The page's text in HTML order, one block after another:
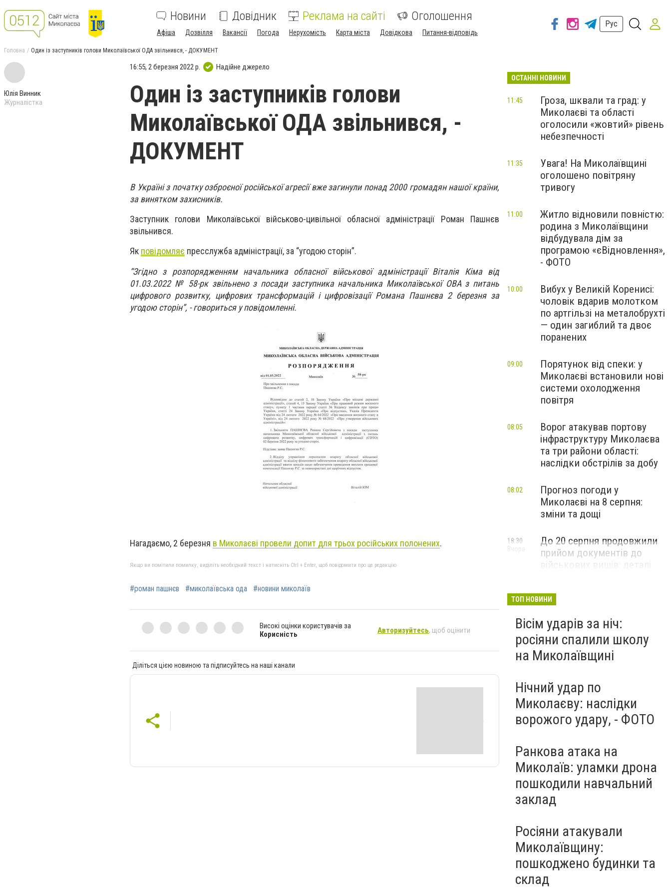
Новини Довідник Реклама на сайті Оголошення
Афіша Дозвілля Вакансії Погода Нерухомість Карта міста Довідкова Питання-відповідь
Рус
Головна Один із заступників голови Миколаївської ОДА звільнився, - ДОКУМЕНТ
Юлія Винник
Журналістка
16:55, 2 березня 2022 р. Надійне джерело
Один із заступників голови
Миколаївської ОДА звільнився, -
ДОКУМЕНТ
В Україні з початку озброєної російської агресії вже загинули понад 2000 громадян нашої країни,
за винятком захисників.
Заступник голови Миколаївської військово-цивільної обласної адміністрації Роман Пашнєв
звільнився.
Як повідомляє пресслужба адміністрації, за “угодою сторін”.
“Згідно з розпорядженням начальника обласної військової адміністрації Віталія Кіма від
01.03.2022 № 58-рк звільнено з посади заступника начальника Миколаївської ОВА з питань
цифрового розвитку, цифрових трансформацій і цифровізації Романа Пашнєва 2 березня за
угодою сторін”, - говориться у повідомленні.
Нагадаємо, 2 березня в Миколаєві провели допит для трьох російських полонених.
Якщо ви помітили помилку, виділіть необхідний текст і натисніть Ctrl + Enter, щоб повідомити про це редакцію
#роман пашнєв #миколаївська ода #новини миколаїв
Високі оцінки користувачів за
Корисність
Авторизуйтесь, щоб оцінити
Діліться цією новиною та підписуйтесь на наші канали
ОСТАННІ НОВИНИ
Гроза, шквали та град: у
Миколаєві та області
оголосили «жовтий» рівень
небезпечності
11:45
Увага! На Миколаївщині
оголошено повітряну
тривогу
11:35
Житло відновили повністю:
родина з Миколаївщини
відбудувала дім за
програмою «єВідновлення»,
- ФОТО
11:00
Вибух у Великій Коренисі:
чоловік вдарив молотком
по артгільзі на металобрухті
— один загиблий та двоє
поранених
10:00
Порятунок від спеки: у
Миколаєві встановили нові
системи охолодження
повітря
09:00
Ворог атакував портову
інфраструктуру Миколаєва
та три райони області:
наслідки обстрілів за добу
08:05
Прогноз погоди у
Миколаєві на 8 серпня:
зміни та дощі
08:02
До 20 серпня продовжили
прийом документів до
військових вишів: деталі
18:30
Вчора
ТОП НОВИНИ
Вісім ударів за ніч:
росіяни спалили школу
на Миколаївщині
Нічний удар по
Миколаєву: наслідки
ворожого удару, - ФОТО
Ранкова атака на
Миколаїв: уламки дрона
пошкодили навчальний
заклад
Росіяни атакували
Миколаївщину:
пошкоджено будинки та
склад